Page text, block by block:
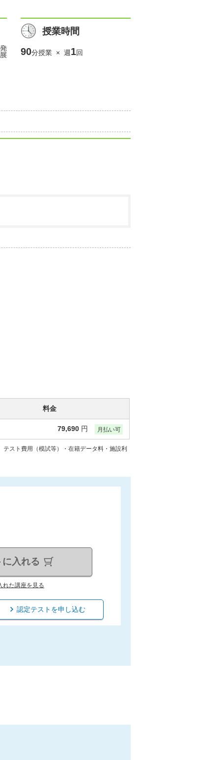
授業時間
90分授業 × 週1回
料金
79,690 円 月払い可
スト費用（模試等）・在籍データ料・施設利
に入れる
れた講座を見る
認定テストを申し込む